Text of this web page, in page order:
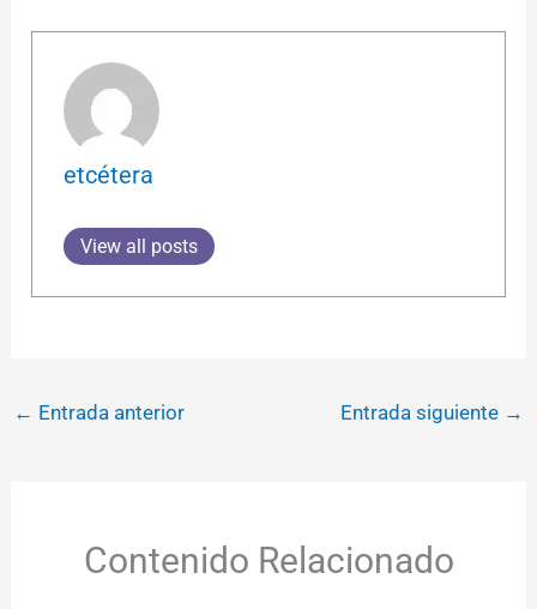
etcétera
View all posts
← Entrada anterior Entrada siguiente →
Contenido Relacionado